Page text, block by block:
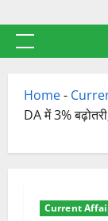
प्राथमिक
Home-
DA में 3%
Current